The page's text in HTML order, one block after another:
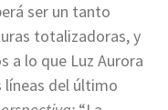
ser un tanto
totalizadoras, y
a lo que Luz Aurora
líneas del último